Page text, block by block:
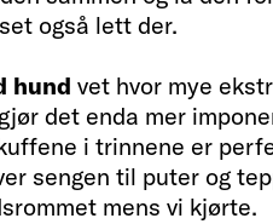
også lett der.
hund vet hvor mye
det enda mer
i trinnene er
sengen til puter og
mens vi kjørte.